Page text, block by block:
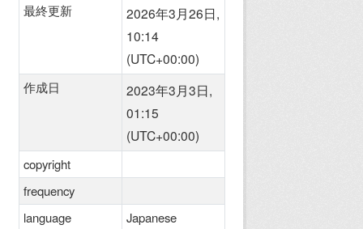
最終更新
2026年3月26日,
10:14
(UTC+00:00)
作成日
2023年3月3日,
01:15
(UTC+00:00)
copyright
frequency
language
Japanese